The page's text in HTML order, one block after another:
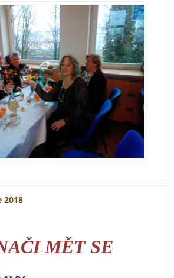
2018
MĚT SE